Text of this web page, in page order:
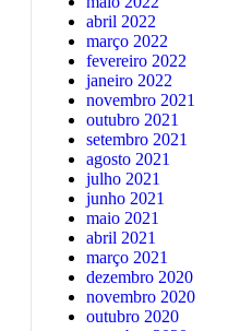
abril 2022
março 2022
fevereiro 2022
janeiro 2022
novembro 2021
outubro 2021
setembro 2021
agosto 2021
julho 2021
junho 2021
maio 2021
abril 2021
março 2021
dezembro 2020
novembro 2020
outubro 2020